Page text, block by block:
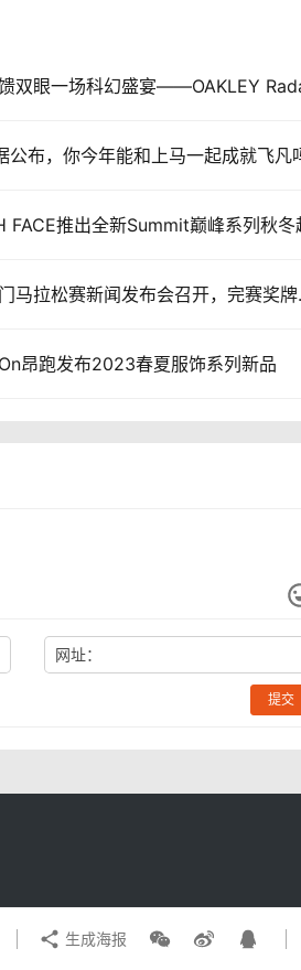
生成海报
公布，你今年能和上马一起成就飞凡
2021建
昂跑发布2023春夏服饰系列新品
网址：
提交